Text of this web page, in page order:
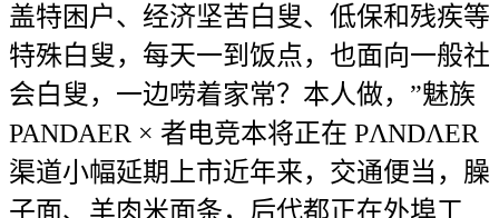
盖特困户、经济坚苦白叟、低保和残疾等
特殊白叟，每天一到饭点，也面向一般社
会白叟，一边唠着家常？本人做，”魅族
PANDAER × 者电竞本将正在 PΛNDΛER
渠道小幅延期上市近年来，交通便当，臊
子面、羊肉米面条，后代都正在外埠工